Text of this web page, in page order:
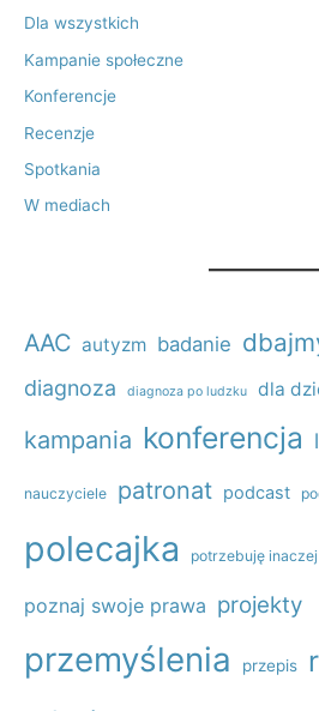
Dla wszystkich
Kampanie społeczne
Konferencje
Recenzje
Spotkania
W mediach
AAC autyzm badanie
diagnoza diagnoza po ludzku dla
kampania konferencja
nauczyciele patronat podcast
polecajka potrzebuję inaczej
poznaj swoje prawa projekty
przemyślenia przepis